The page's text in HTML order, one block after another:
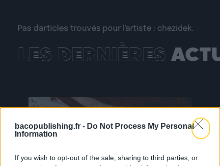
bacopublishing.fr - Do Not Process My Personal
Information
If you wish to opt-out of the sale, sharing to third parties, or
Pas d'articles trouvés pour l'artiste : chezidek.
LES DERNIÈRES
24.07